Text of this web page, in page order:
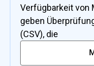
Verfügbarkeit von
geben
(CSV), die